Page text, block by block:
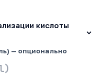
— опционально